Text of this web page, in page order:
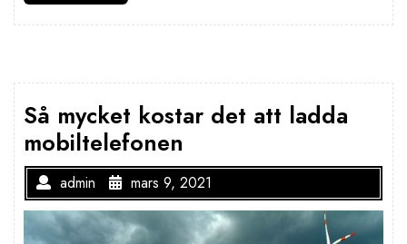
Så mycket kostar det att ladda
mobiltelefonen
admin mars 9, 2021